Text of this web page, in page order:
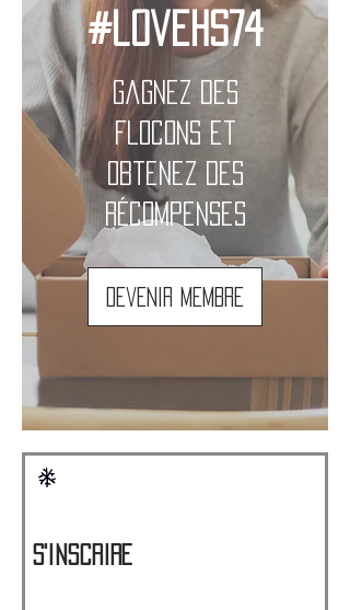
#lovehs74
Gagnez des
flocons et
obtenez des
récompenses
Devenir membre
S'inscrire